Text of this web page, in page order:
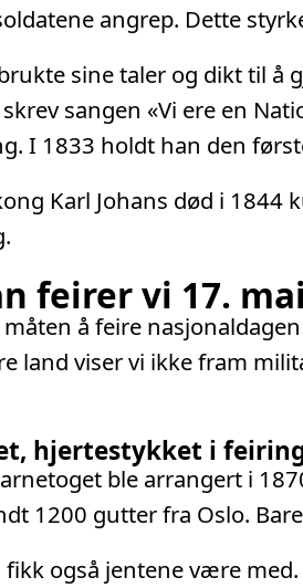
angrep. Dette
sine taler og dikt til å
sangen «Vi ere en
I 1833 holdt han den
Karl Johans død i
feirer vi 17.
å feire
land viser vi ikke fram
hjertestykket i
ble arrangert i
1200 gutter fra Oslo.
fikk også jentene være